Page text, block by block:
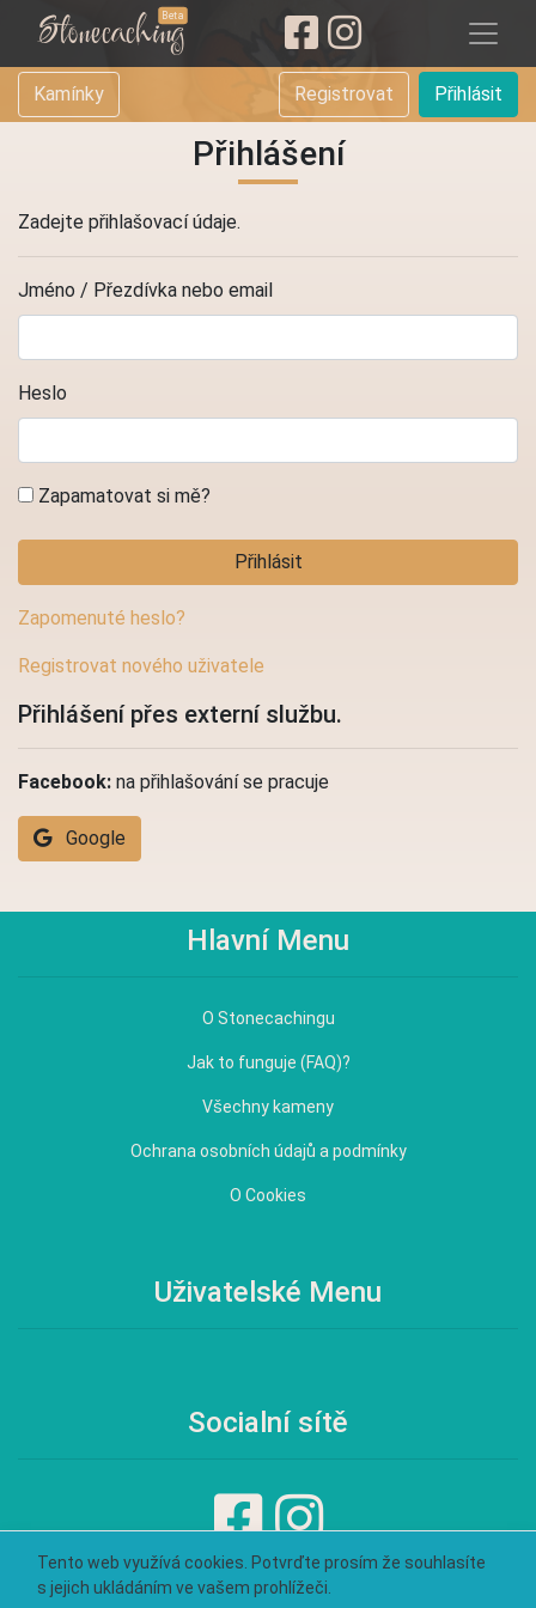
Tento web využívá cookies. Potvrďte prosím že souhlasíte
s jejich ukládáním ve vašem prohlížeči.
Stonecaching
Beta
Kamínky Registrovat Přihlásit
Přihlášení
Zadejte přihlašovací údaje.
Jméno / Přezdívka nebo email
Heslo
Zapamatovat si mě?
Přihlásit
Zapomenuté heslo?
Registrovat nového uživatele
Přihlášení přes externí službu.
Facebook: na přihlašování se pracuje
Google
Hlavní Menu
O Stonecachingu
Jak to funguje (FAQ)?
Všechny kameny
Ochrana osobních údajů a podmínky
O Cookies
Uživatelské Menu
Socialní sítě